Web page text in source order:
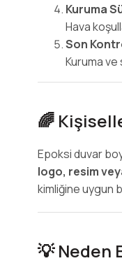
Kuruma
Hava
Son
Kuruma
🌈
Epoksi duvar
logo, resim
kimliğine uygun
💡 Neden